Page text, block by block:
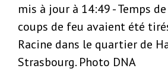
mis à jour à 14:49 - Temps
coups de feu avaient été
Racine dans le quartier de
Strasbourg. Photo DNA